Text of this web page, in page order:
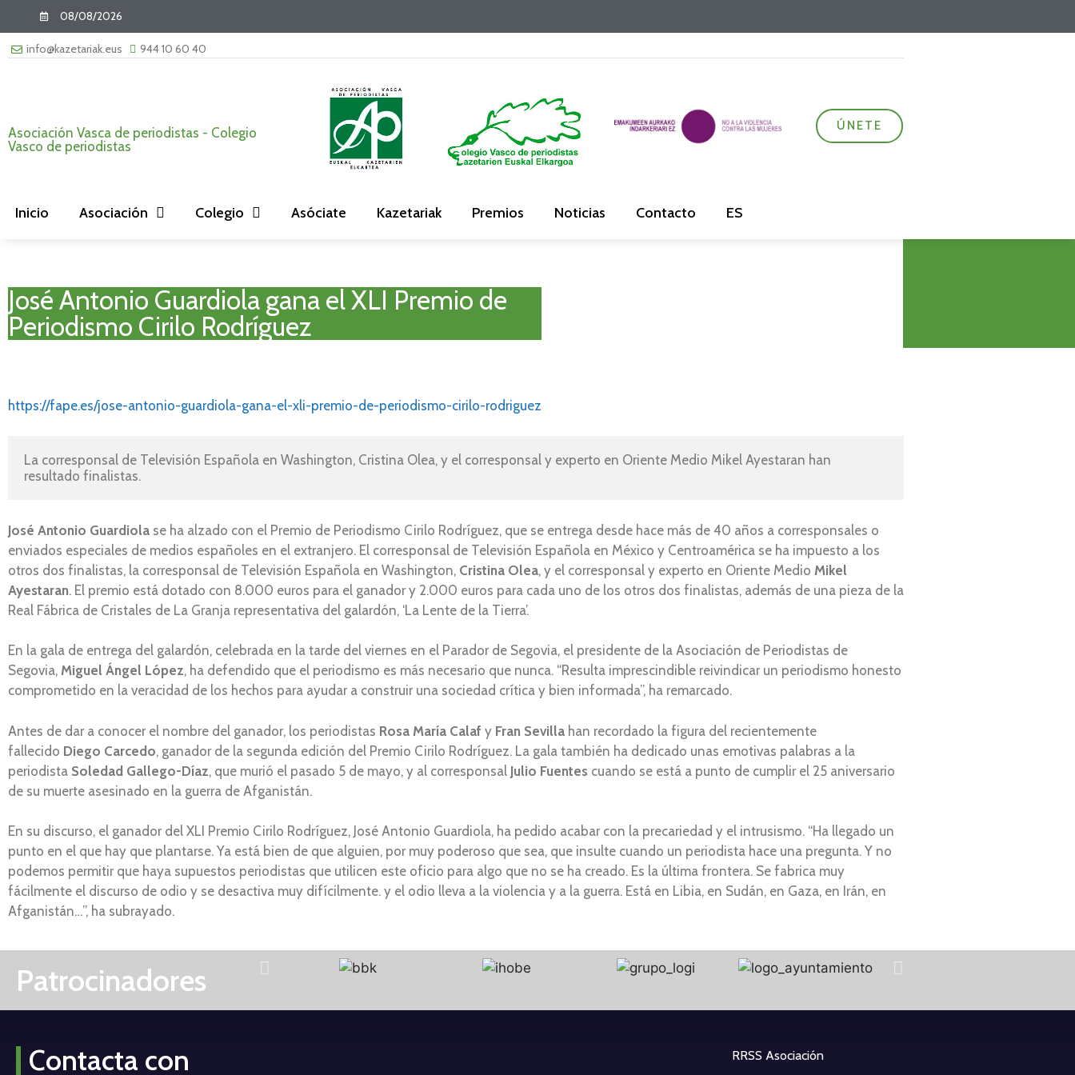
08/08/2026
info@kazetariak.eus 944 10 60 40
Asociación Vasca de periodistas - Colegio
Vasco de periodistas
ÚNETE
Inicio Asociación Colegio Asóciate Kazetariak Premios Noticias Contacto ES
José Antonio Guardiola gana el XLI Premio de
Periodismo Cirilo Rodríguez
https://fape.es/jose-antonio-guardiola-gana-el-xli-premio-de-periodismo-cirilo-rodriguez
La corresponsal de Televisión Española en Washington, Cristina Olea, y el corresponsal y experto en Oriente Medio Mikel Ayestaran han
resultado finalistas.
José Antonio Guardiola se ha alzado con el Premio de Periodismo Cirilo Rodríguez, que se entrega desde hace más de 40 años a corresponsales o
enviados especiales de medios españoles en el extranjero. El corresponsal de Televisión Española en México y Centroamérica se ha impuesto a los
otros dos finalistas, la corresponsal de Televisión Española en Washington, Cristina Olea, y el corresponsal y experto en Oriente Medio Mikel
Ayestaran. El premio está dotado con 8.000 euros para el ganador y 2.000 euros para cada uno de los otros dos finalistas, además de una pieza de la
Real Fábrica de Cristales de La Granja representativa del galardón, ‘La Lente de la Tierra’.
En la gala de entrega del galardón, celebrada en la tarde del viernes en el Parador de Segovia, el presidente de la Asociación de Periodistas de
Segovia, Miguel Ángel López, ha defendido que el periodismo es más necesario que nunca. “Resulta imprescindible reivindicar un periodismo honesto
comprometido en la veracidad de los hechos para ayudar a construir una sociedad crítica y bien informada”, ha remarcado.
Antes de dar a conocer el nombre del ganador, los periodistas Rosa María Calaf y Fran Sevilla han recordado la figura del recientemente
fallecido Diego Carcedo, ganador de la segunda edición del Premio Cirilo Rodríguez. La gala también ha dedicado unas emotivas palabras a la
periodista Soledad Gallego-Díaz, que murió el pasado 5 de mayo, y al corresponsal Julio Fuentes cuando se está a punto de cumplir el 25 aniversario
de su muerte asesinado en la guerra de Afganistán.
En su discurso, el ganador del XLI Premio Cirilo Rodríguez, José Antonio Guardiola, ha pedido acabar con la precariedad y el intrusismo. “Ha llegado un
punto en el que hay que plantarse. Ya está bien de que alguien, por muy poderoso que sea, que insulte cuando un periodista hace una pregunta. Y no
podemos permitir que haya supuestos periodistas que utilicen este oficio para algo que no se ha creado. Es la última frontera. Se fabrica muy
fácilmente el discurso de odio y se desactiva muy difícilmente. y el odio lleva a la violencia y a la guerra. Está en Libia, en Sudán, en Gaza, en Irán, en
Afganistán…”, ha subrayado.
Patrocinadores
Contacta con
RRSS Asociación